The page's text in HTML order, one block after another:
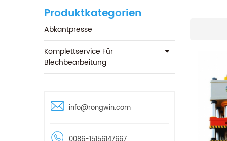
Produktkategorien
Abkantpresse
Komplettservice Für
Blechbearbeitung
info@rongwin.com